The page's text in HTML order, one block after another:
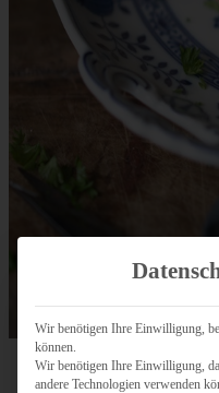
Wir benötigen Ihre Einwilligung,
können.
Wir benötigen Ihre Einwilligung,
andere Technologien verwenden